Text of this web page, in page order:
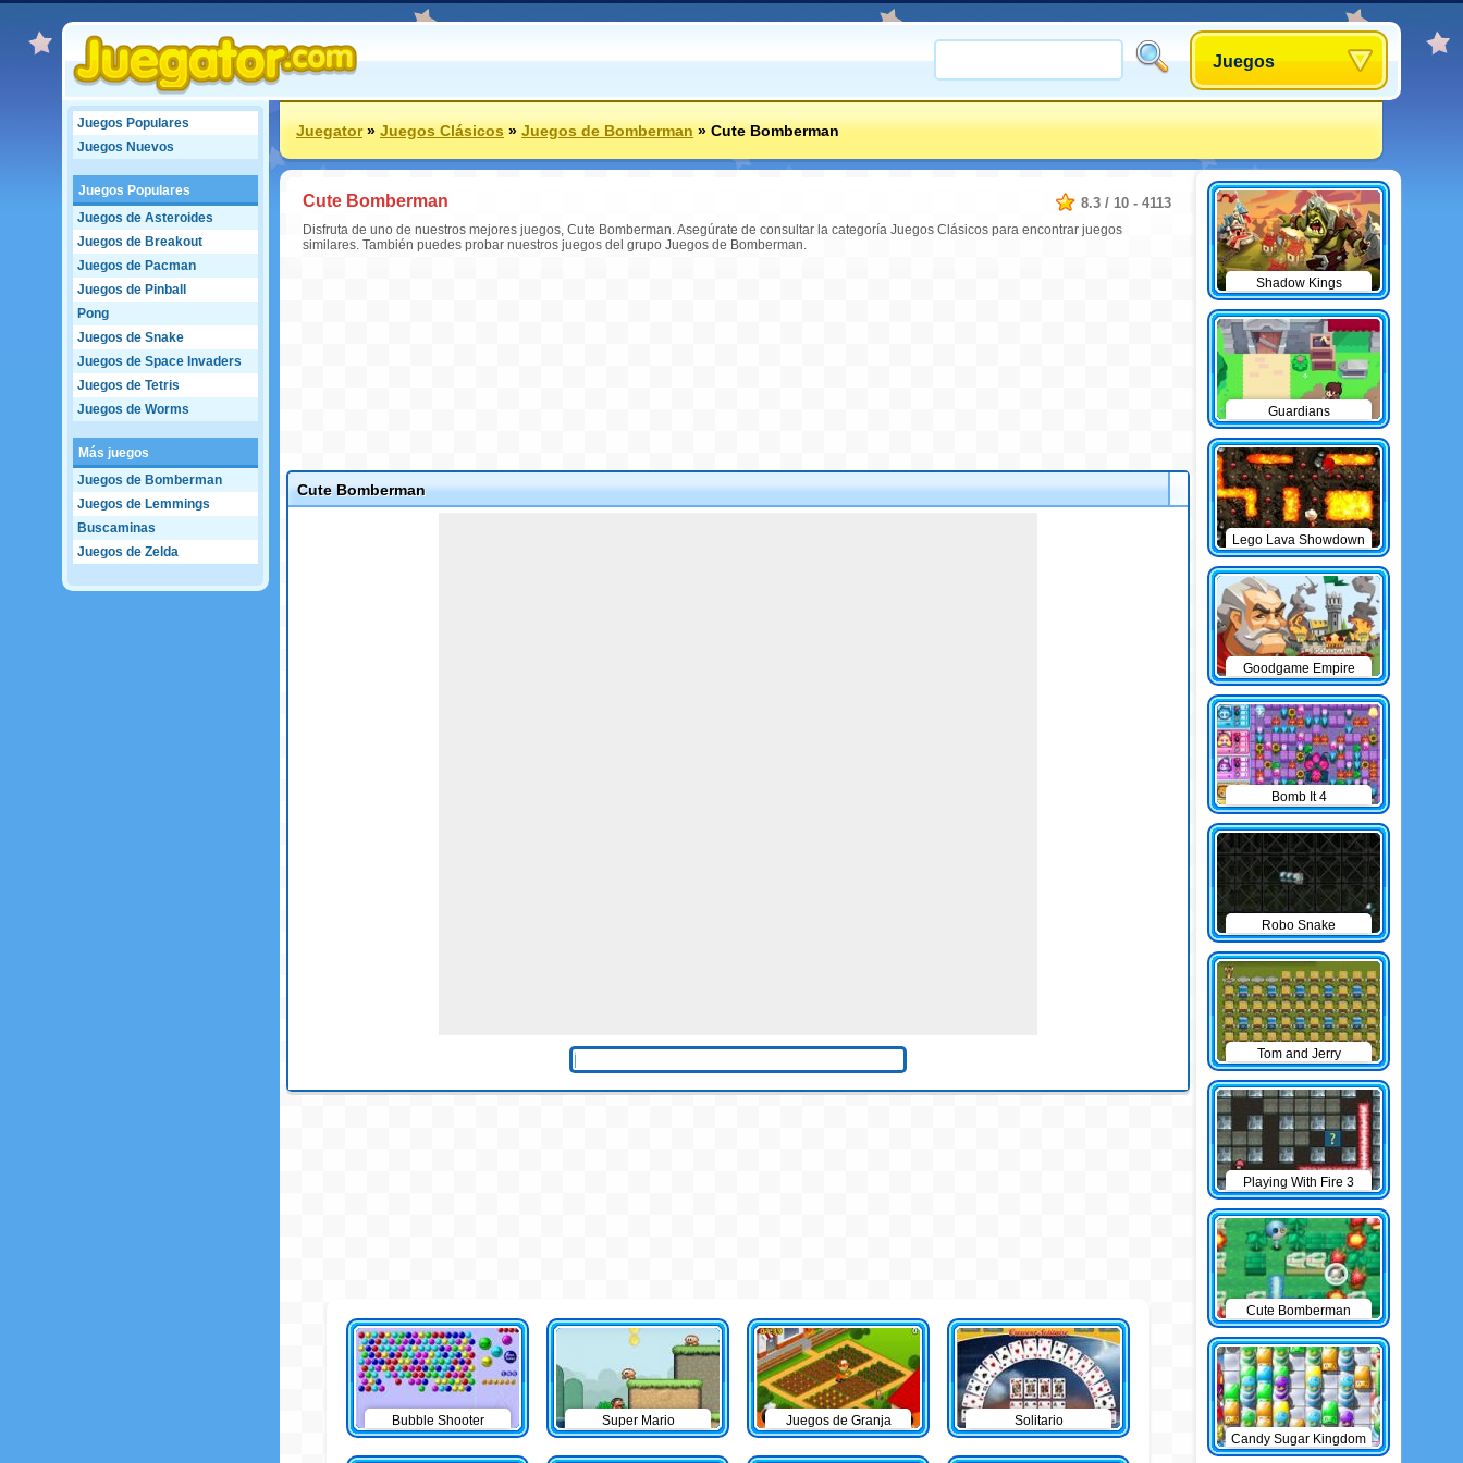
Juegos
Juegos Populares
Juegos Nuevos
Juegos Populares
Juegos de Asteroides
Juegos de Breakout
Juegos de Pacman
Juegos de Pinball
Pong
Juegos de Snake
Juegos de Space Invaders
Juegos de Tetris
Juegos de Worms
Más juegos
Juegos de Bomberman
Juegos de Lemmings
Buscaminas
Juegos de Zelda
Juegator»Juegos Clásicos»Juegos de Bomberman»Cute Bomberman
8.3 / 10 - 4113
Cute Bomberman
Disfruta de uno de nuestros mejores juegos, Cute Bomberman. Asegúrate de consultar la categoría Juegos Clásicos para encontrar juegos
similares. También puedes probar nuestros juegos del grupo Juegos de Bomberman.
Cute Bomberman
Bubble Shooter Super Mario Juegos de Granja Solitario
Shadow Kings
Guardians
Lego Lava Showdown
Goodgame Empire
Bomb It 4
Robo Snake
Tom and Jerry
Bomberman
Playing With Fire 3
Cute Bomberman
Candy Sugar Kingdom